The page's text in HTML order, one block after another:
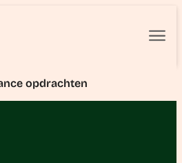
opdrachten